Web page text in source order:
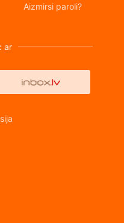
Aizmirsi paroli?
ar